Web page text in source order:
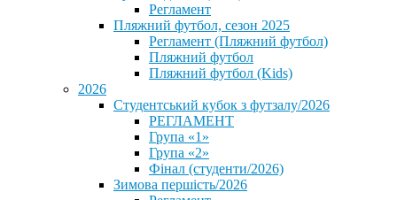
Регламент
Пляжний футбол, сезон 2025
Регламент (Пляжний футбол)
Пляжний футбол
Пляжний футбол (Kids)
2026
Студентський кубок з футзалу/2026
РЕГЛАМЕНТ
Група «1»
Група «2»
Фінал (студенти/2026)
⁨Зимова першість/2026⁩